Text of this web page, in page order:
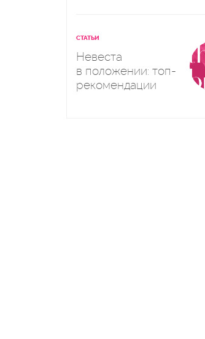
СТАТЬИ
Невеста
в положении: топ-
рекомендации